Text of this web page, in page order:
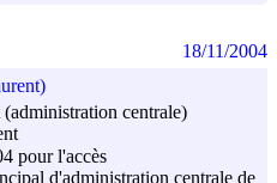
centrale)
pour l'accès
d'administration centrale de
18/11/2004